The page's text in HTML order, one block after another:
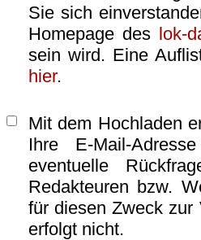
Sie sich
Homepage des lok-
sein wird. Eine
hier.
Mit dem Hochladen
Ihre E-Mail-
eventuelle
Redakteuren bzw.
für diesen Zweck zur
erfolgt nicht.